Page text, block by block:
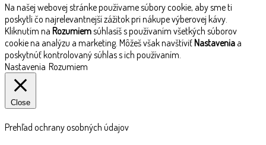
Na našej webovej stránke používame súbory cookie, aby sme ti
poskytli čo najrelevantnejší zážitok pri nákupe výberovej kávy.
Kliknutím na Rozumiemsúhlasíš s používaním všetkých súborov
cookie na analýzu a marketing. Môžeš však navštíviťNastavenia a
poskytnúť kontrolovaný súhlas s ich používaním.
Nastavenia Rozumiem
Close
Prehľad ochrany osobných údajov